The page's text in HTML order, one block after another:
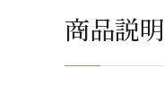
商品説明